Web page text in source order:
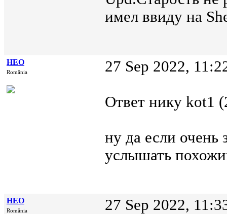
имел ввиду на
НЕО
România 27 Sep 2022,
Ответ нику kot1
ну да если очень
услышать
НЕО
România 27 Sep 2022,